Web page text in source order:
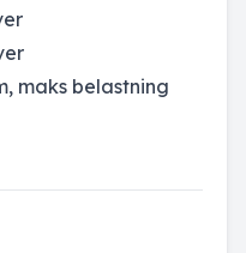
maks belastning